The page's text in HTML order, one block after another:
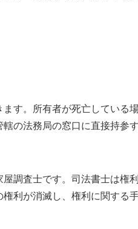
す。所有者が死亡している
の法務局の窓口に直接持参
調査士です。司法書士は権
利が消滅し、権利に関する